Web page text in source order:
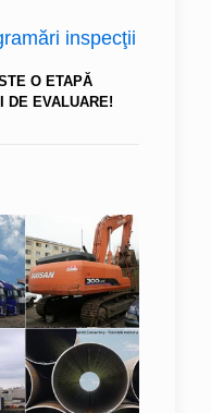
inspecţii
O ETAPĂ
DE EVALUARE!